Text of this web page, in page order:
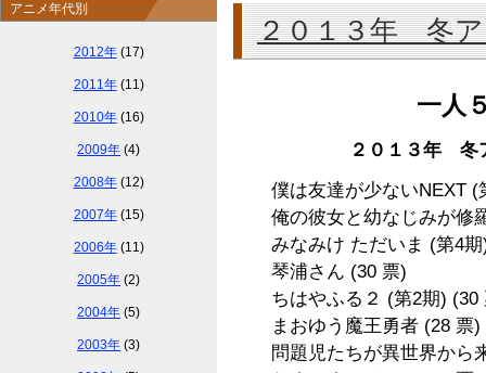
２０１３年 冬
一人
２０１３年 冬
僕は友達が少ないNEXT
俺の彼女と幼なじみが修
みなみけ ただいま (第4
琴浦さん (30 票)
ちはやふる２ (第2期) (30
まおゆう魔王勇者 (28 票)
問題児たちが異世界から
アニメ年代別
2012年(17)
2011年(11)
2010年(16)
2009年 (4)
2008年(12)
2007年(15)
2006年(11)
2005年 (2)
2004年 (5)
2003年 (3)